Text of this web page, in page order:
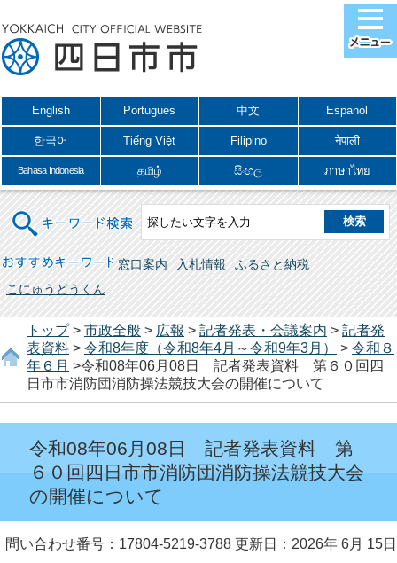
English Portugues 中文 Espanol
한국어 Tiếng Việt Filipino नेपाली
Bahasa Indonesia தமிழ் සිංහල ภาษาไทย
キーワード検索
おすすめキーワード 窓口案内 入札情報
ふるさと納税
こにゅうどうくん
トップ> 市政全般 > 広報 > 記者発表・会議案内 > 記者発
表資料 > 令和8年度（令和8年4月～令和9年3月） > 令和８
年６月 >令和08年06月08日 記者発表資料 第６０回四
日市市消防団消防操法競技大会の開催について
令和08年06月08日 記者発表資料 第
６０回四日市市消防団消防操法競技大会
の開催について
問い合わせ番号：17804-5219-3788 更新日：2026年 6月 15日